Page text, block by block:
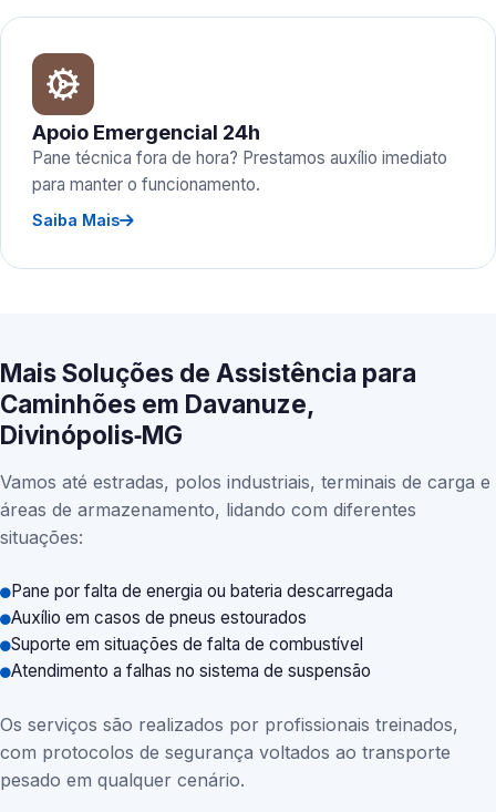
Apoio Emergencial 24h
Pane técnica fora de hora? Prestamos auxílio imediato
para manter o funcionamento.
Saiba Mais
Mais Soluções de Assistência para
Caminhões em Davanuze,
Divinópolis‑MG
Vamos até estradas, polos industriais, terminais de carga e
áreas de armazenamento, lidando com diferentes
situações:
Pane por falta de energia ou bateria descarregada
Auxílio em casos de pneus estourados
Suporte em situações de falta de combustível
Atendimento a falhas no sistema de suspensão
Os serviços são realizados por profissionais treinados,
com protocolos de segurança voltados ao transporte
pesado em qualquer cenário.